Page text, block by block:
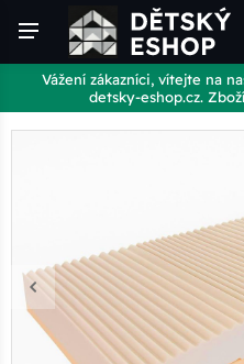
Vážení zákazníci, vítejte na
detsky-eshop.cz.